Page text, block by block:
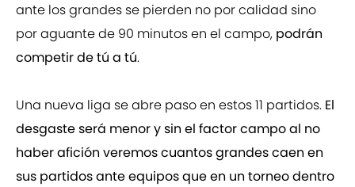
ante los grandes se pierden no por calidad sino
por aguante de 90 minutos en el campo, podrán
competir de tú a tú.
Una nueva liga se abre paso en estos 11 partidos. El
desgaste será menor y sin el factor campo al no
haber afición veremos cuantos grandes caen en
sus partidos ante equipos que en un torneo dentro